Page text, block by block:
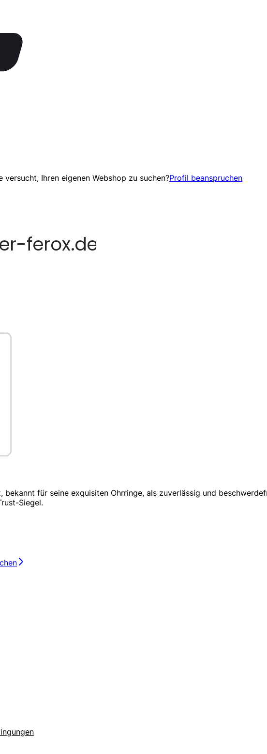
versucht, Ihren eigenen Webshop zu suchen?Profil beanspruchen
bekannt für seine exquisiten Ohrringe, als zuverlässig und
Siegel.